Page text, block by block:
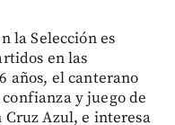
la Selección es
en las
años, el canterano
y juego de
Azul, e interesa